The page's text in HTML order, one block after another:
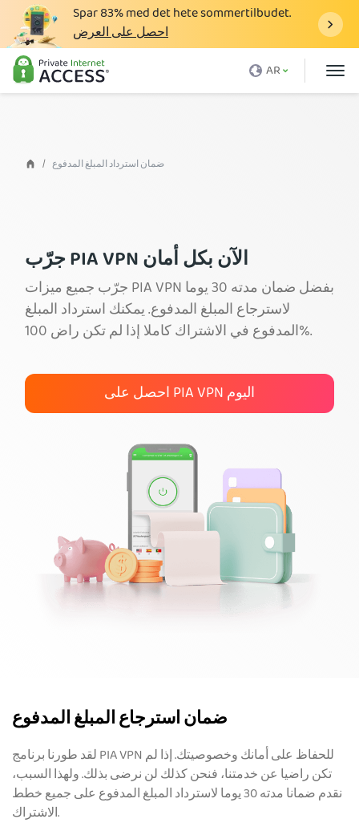
Spar83%med det hete sommertilbudet.
احصل على العرض
AR
ما هو الـ VPN
لماذا تختار PIA
فوائد VPN
المدونة
الدعم
تسجيل الدخول
احصل على PIA VPN
ضمان استرداد المبلغ المدفوع
جرّب PIA VPN الآن بكل أمان
جرّب جميع ميزات PIA VPN بفضل ضمان مدته 30 يوما
لاسترجاع المبلغ المدفوع. يمكنك استرداد المبلغ
المدفوع في الاشتراك كاملا إذا لم تكن راض 100%.
احصل على PIA VPN اليوم
ضمان استرجاع المبلغ المدفوع
لقد طورنا برنامج PIA VPN للحفاظ على أمانك وخصوصيتك. إذا لم
تكن راضيا عن خدمتنا، فنحن كذلك لن نرضى بذلك. ولهذا السبب،
نقدم ضمانا مدته 30 يوما لاسترداد المبلغ المدفوع على جميع خطط
الاشتراك.